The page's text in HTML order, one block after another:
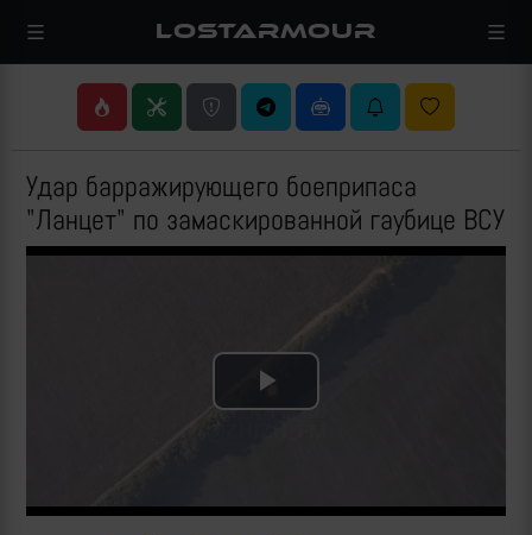
LOSTARMOUR
Удар барражирующего боеприпаса
"Ланцет" по замаскированной гаубице ВСУ
Play